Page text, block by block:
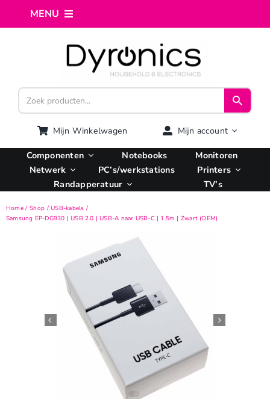
MENU
Webshop
Computer reparatie
AI Integratie
Hosting
Openingstijden
Contact
Mijn Winkelwagen Mijn account
Componenten Notebooks
Monitoren
Netwerk
PC’s/werkstations
Printers
Randapperatuur
TV’s
Home Shop
USB-kabels
Samsung EP-DG930 | USB 2.0 | USB-A naar USB-C | 1.5m | Zwart (OEM)